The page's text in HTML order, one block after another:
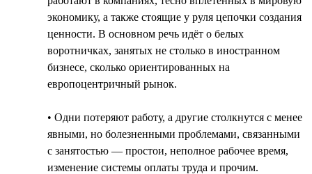
экономику, а также стоящие у руля цепочки создания
ценности. В основном речь идёт о белых
воротничках, занятых не столько в иностранном
бизнесе, сколько ориентированных на
европоцентричный рынок.
• Одни потеряют работу, а другие столкнутся с менее
явными, но болезненными проблемами, связанными
с занятостью — простои, неполное рабочее время,
изменение системы оплаты труда и прочим.